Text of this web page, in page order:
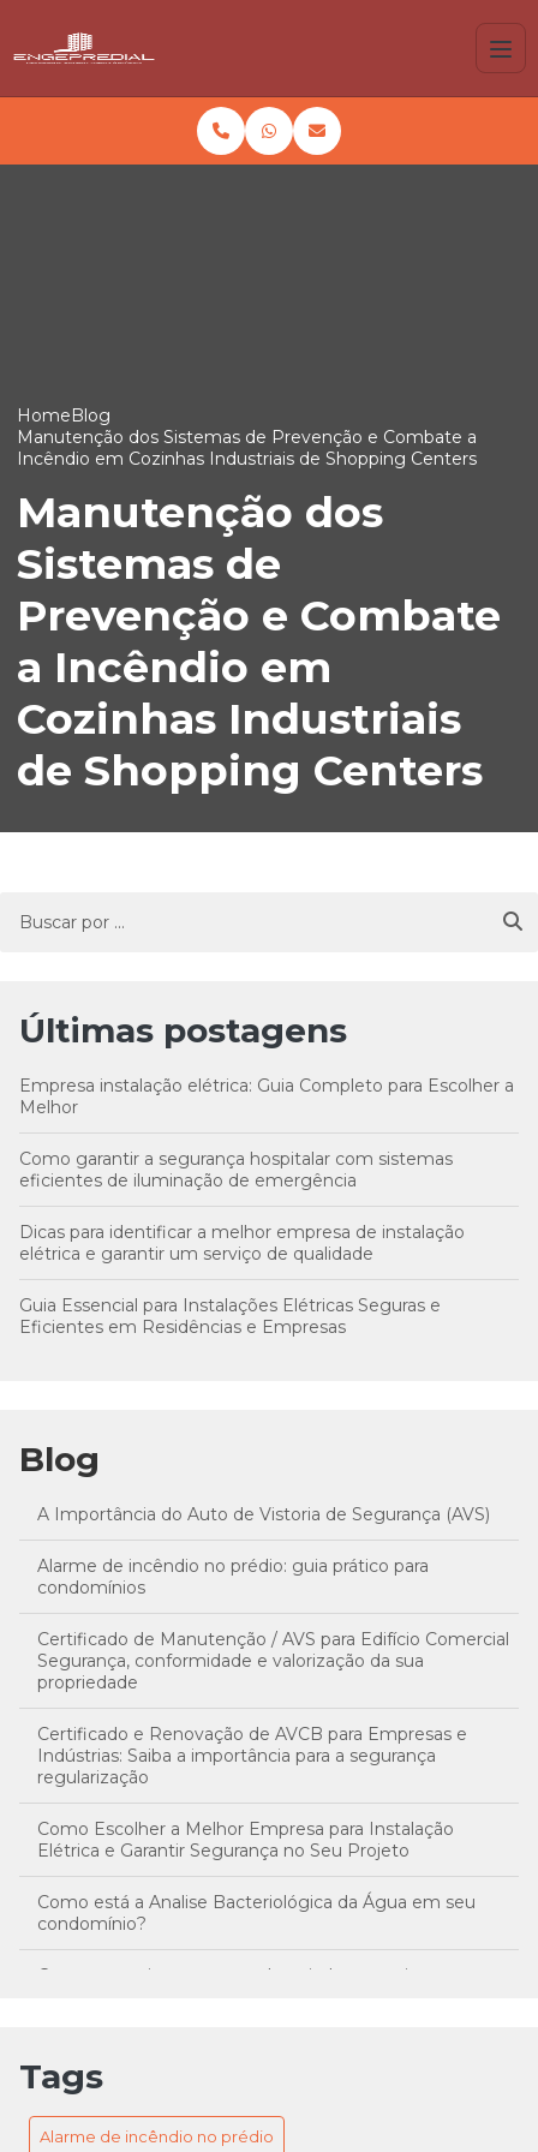
HomeBlog
Manutenção dos Sistemas de Prevenção e Combate a
Incêndio em Cozinhas Industriais de Shopping Centers
Manutenção dos
Sistemas de
Prevenção e Combate
a Incêndio em
Cozinhas Industriais
de Shopping Centers
Últimas postagens
Empresa instalação elétrica: Guia Completo para Escolher a
Melhor
Como garantir a segurança hospitalar com sistemas
eficientes de iluminação de emergência
Dicas para identificar a melhor empresa de instalação
elétrica e garantir um serviço de qualidade
Guia Essencial para Instalações Elétricas Seguras e
Eficientes em Residências e Empresas
Blog
A Importância do Auto de Vistoria de Segurança (AVS)
Alarme de incêndio no prédio: guia prático para
condomínios
Certificado de Manutenção / AVS para Edifício Comercial
Segurança, conformidade e valorização da sua
propriedade
Certificado e Renovação de AVCB para Empresas e
Indústrias: Saiba a importância para a segurança
regularização
Como Escolher a Melhor Empresa para Instalação
Elétrica e Garantir Segurança no Seu Projeto
Como está a Analise Bacteriológica da Água em seu
condomínio?
Como garantir a segurança hospitalar com sistemas
Conheça os Tipos de Extintores
Tags
Alarme de incêndio no prédio